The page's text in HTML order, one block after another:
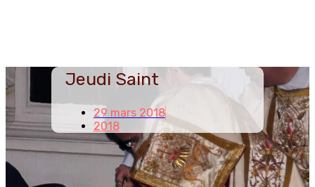
Jeudi Saint
29 mars 2018
2018